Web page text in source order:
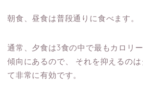
朝食、昼食は普段通りに食べます。
通常、夕食は3食の中で最もカロリ
傾向にあるので、
それを抑えるの
て非常に有効です。